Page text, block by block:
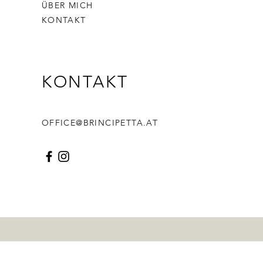
ÜBER MICH
KONTAKT
KONTAKT
OFFICE@BRINCIPETTA.AT